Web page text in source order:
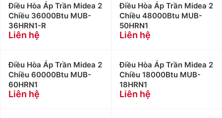
Điều Hòa Áp Trần Midea 2
Chiều 36000Btu MUB-
36HRN1-R
Liên hệ
Điều Hòa Áp Trần Midea 2
Chiều 48000Btu MUB-
50HRN1
Liên hệ
Điều Hòa Áp Trần Midea 2
Chiều 60000Btu MUB-
60HRN1
Liên hệ
Điều Hòa Áp Trần Midea 2
Chiều 18000Btu MUB-
18HRN1
Liên hệ